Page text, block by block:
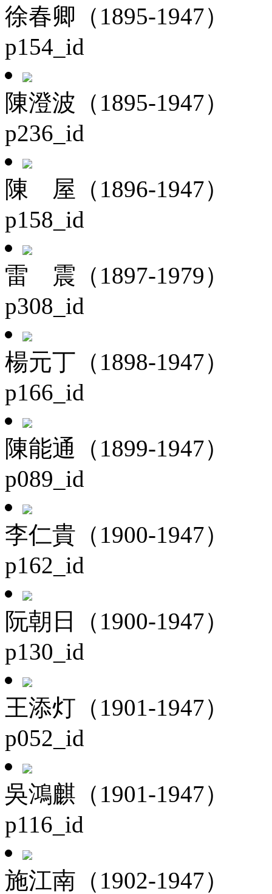
徐春卿（1895-1947）
p154_id
陳澄波（1895-1947）
p236_id
陳 屋（1896-1947）
p158_id
雷 震（1897-1979）
p308_id
楊元丁（1898-1947）
p166_id
陳能通（1899-1947）
p089_id
李仁貴（1900-1947）
p162_id
阮朝日（1900-1947）
p130_id
王添灯（1901-1947）
p052_id
吳鴻麒（1901-1947）
p116_id
施江南（1902-1947）